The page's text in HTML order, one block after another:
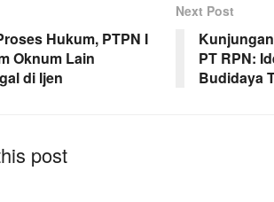
Hukum, PTPN I
Oknum Lain
di Ijen
Next Post
PT RPN:
Budidaya
post